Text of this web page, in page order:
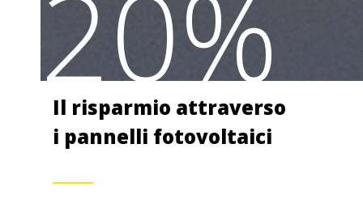
Il risparmio attraverso
i pannelli fotovoltaici
20%